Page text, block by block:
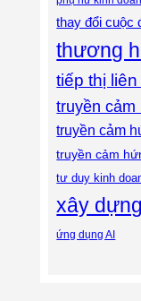
thay đổi cuộc
thương
tiếp thị
truyền cảm
truyền cảm
truyền cảm
tư duy kinh
xây
ứng dụng AI